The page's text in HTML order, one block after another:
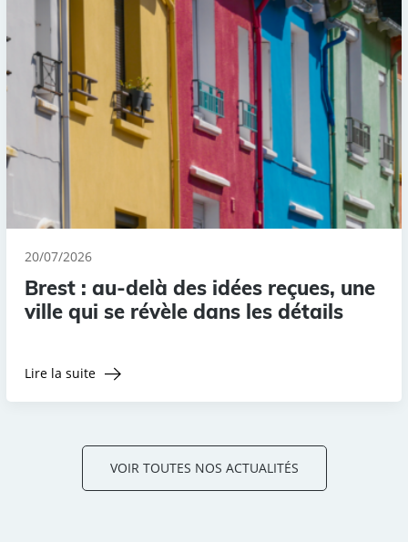
20/07/2026
Brest : au-delà des idées reçues, une
ville qui se révèle dans les détails
Lire la suite
VOIR TOUTES NOS ACTUALITÉS